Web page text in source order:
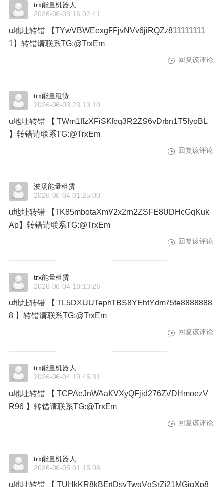
trx能量机器人
2026-06-03 16:02:41
u地址转错 【TYwVBWEexgFFjvNVv6jiRQZz811111111
1】转错请联系TG:@TrxEm
回复该评论
trx能量租赁
2026-06-03 23:13:10
u地址转错 【 TWm1ffzXFiSKfeq3R2ZS6vDrbn1T5fyoBL
】转错请联系TG:@TrxEm
回复该评论
波场能量租赁
2026-06-04 01:25:00
u地址转错 【TK85mbotaXmV2x2rn2ZSFE8UDHcGqKuk
Ap】转错请联系TG:@TrxEm
回复该评论
trx能量租赁
2026-06-04 18:13:26
u地址转错 【 TL5DXUUTephTBS8YEhtYdm75te8888888
8 】转错请联系TG:@TrxEm
回复该评论
trx能量机器人
2026-06-04 19:45:31
u地址转错 【 TCPAeJnWAaKVXyQFjid276ZVDHmoezV
R96 】转错请联系TG:@TrxEm
回复该评论
trx能量机器人
2026-06-05 01:15:08
u地址转错 【 TUHkKR8kBErtDsvTwgVgSrZj21MGjqXp8